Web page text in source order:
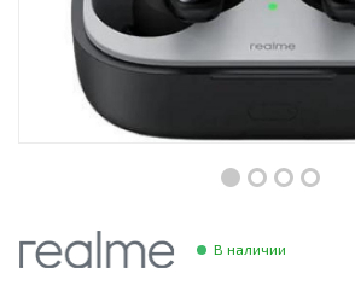
Инструменты и техника
Товары для дома
Красота и здоровье
Сантехника В наличии